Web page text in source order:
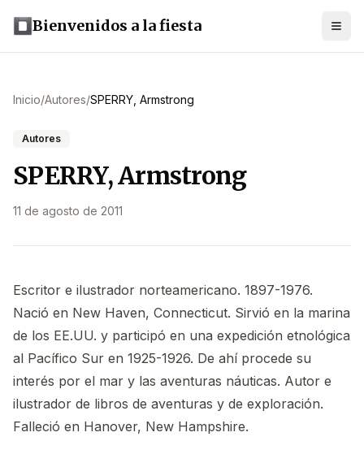
Bienvenidos a la fiesta
Inicio/Autores/SPERRY, Armstrong
Autores
SPERRY, Armstrong
11 de agosto de 2011
Escritor e ilustrador norteamericano. 1897-1976.
Nació en New Haven, Connecticut. Sirvió en la marina
de los EE.UU. y participó en una expedición etnológica
al Pacífico Sur en 1925-1926. De ahí procede su
interés por el mar y las aventuras náuticas. Autor e
ilustrador de libros de aventuras y de exploración.
Falleció en Hanover, New Hampshire.